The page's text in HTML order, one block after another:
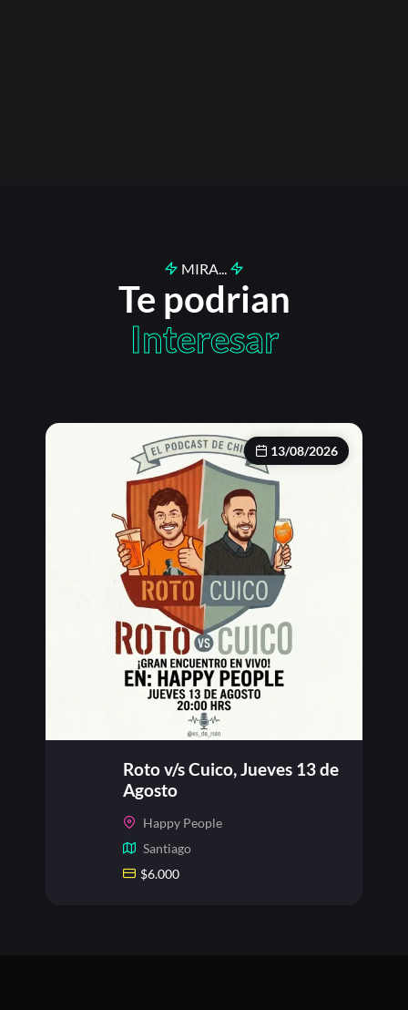
MIRA...
Te podrian
Interesar
13/08/2026
Roto v/s Cuico, Jueves 13 de
Agosto
Happy People
Santiago
$6.000